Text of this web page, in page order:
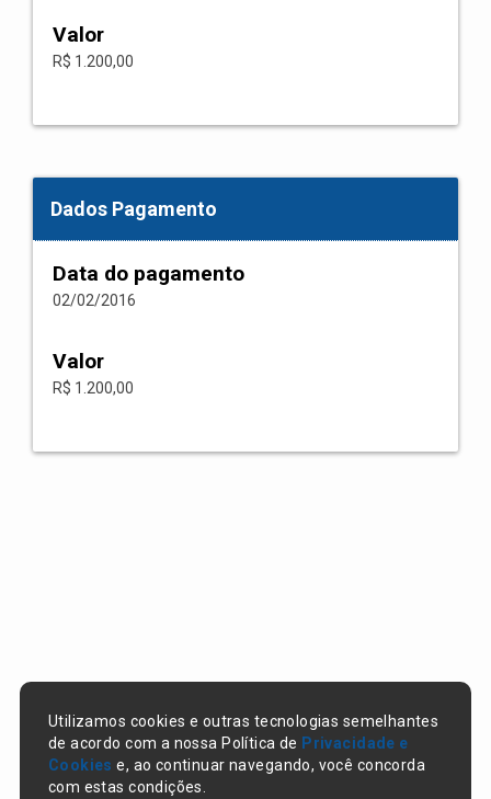
Valor
R$ 1.200,00
Dados Pagamento
Data do pagamento
02/02/2016
Valor
R$ 1.200,00
Utilizamos cookies e outras tecnologias semelhantes
de acordo com a nossa Política de Privacidade e
Cookies e, ao continuar navegando, você concorda
com estas condições.